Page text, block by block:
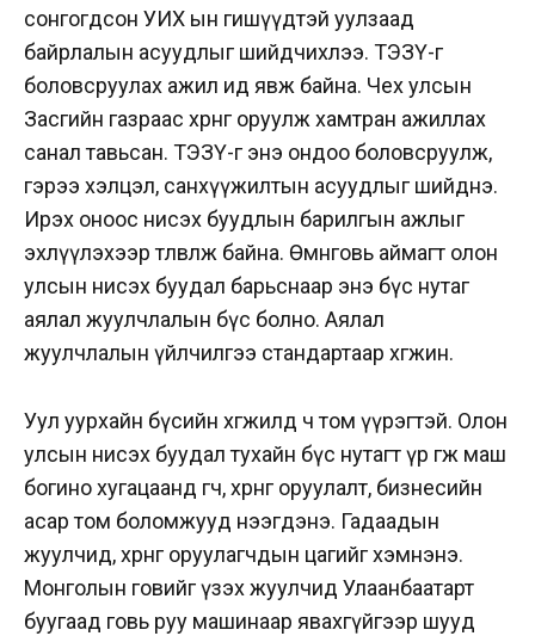
сонгогдсон УИХ ын гишүүдтэй уулзаад
байрлалын асуудлыг шийдчихлээ. ТЭЗҮ-г
боловсруулах ажил ид явж байна. Чех улсын
Засгийн газраас хөрөнгө оруулж хамтран ажиллах
санал тавьсан. ТЭЗҮ-г энэ ондоо боловсруулж,
гэрээ хэлцэл, санхүүжилтын асуудлыг шийднэ.
Ирэх оноос нисэх буудлын барилгын ажлыг
эхлүүлэхээр төлөвлөж байна. Өмнөговь аймагт олон
улсын нисэх буудал барьснаар энэ бүс нутаг
аялал жуулчлалын бүс болно. Аялал
жуулчлалын үйлчилгээ стандартаар хөгжинө.
Уул уурхайн бүсийн хөгжилд ч том үүрэгтэй. Олон
улсын нисэх буудал тухайн бүс нутагт үр өгөөжөө маш
богино хугацаанд өгч, хөрөнгө оруулалт, бизнесийн
асар том боломжууд нээгдэнэ. Гадаадын
жуулчид, хөрөнгө оруулагчдын цагийг хэмнэнэ.
Монголын говийг үзэх жуулчид Улаанбаатарт
буугаад говь руу машинаар явахгүйгээр шууд